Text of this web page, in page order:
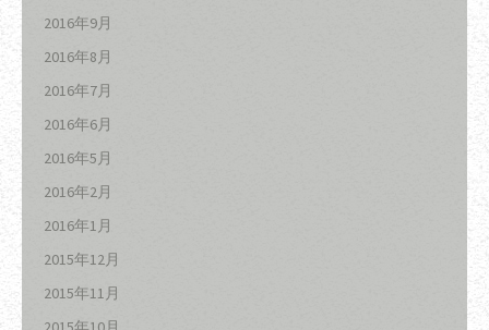
2016年9月
2016年8月
2016年7月
2016年6月
2016年5月
2016年2月
2016年1月
2015年12月
2015年11月